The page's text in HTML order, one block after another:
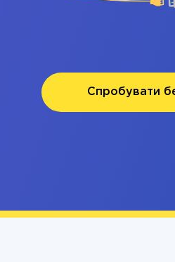
Спробувати